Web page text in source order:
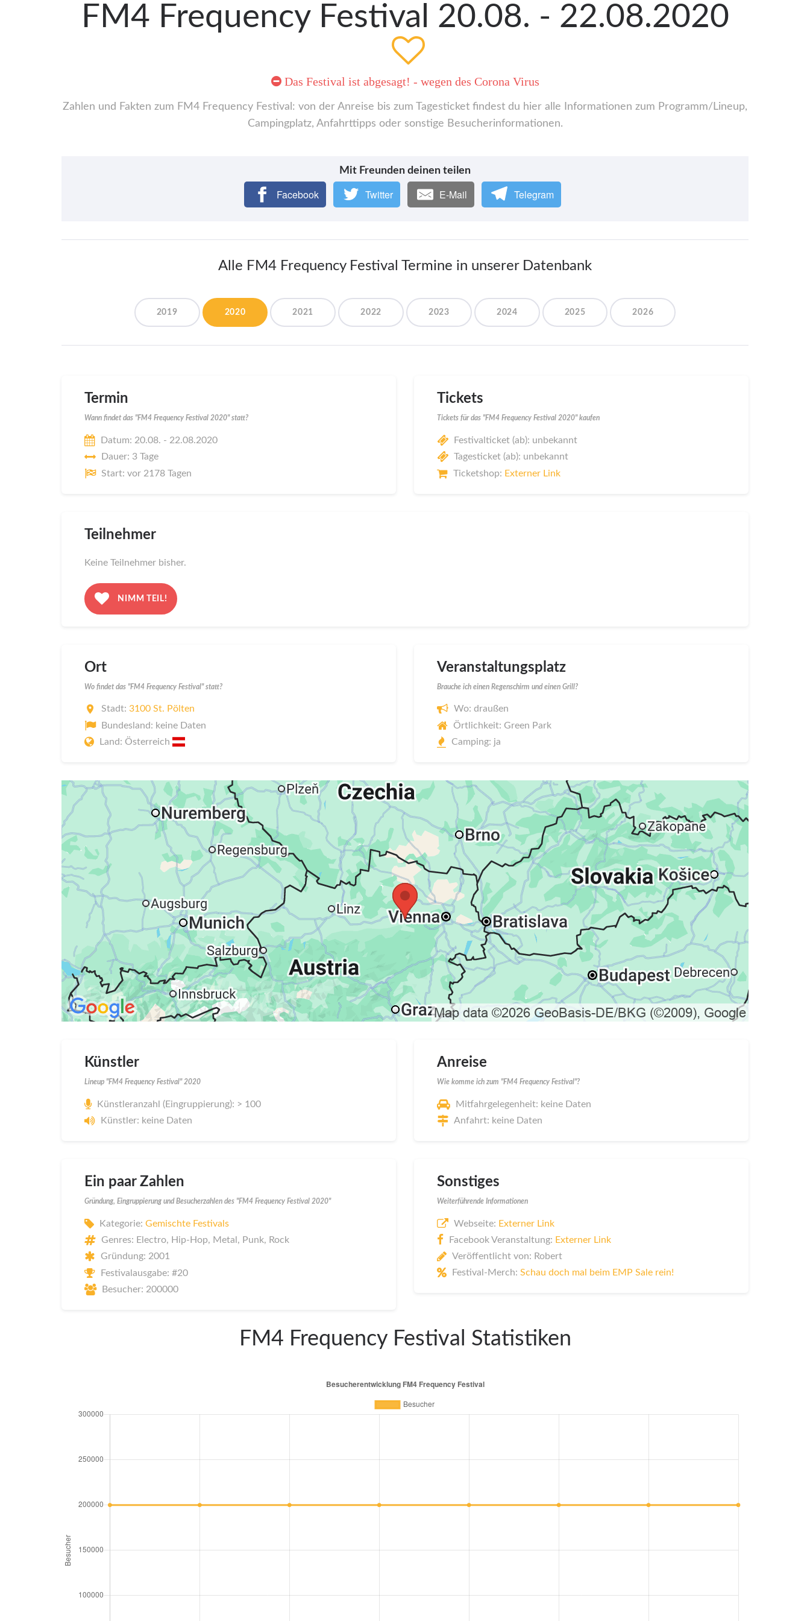
FM4 Frequency Festival 20.08. - 22.08.2020
Das Festival ist abgesagt! - wegen des Corona Virus
Zahlen und Fakten zum FM4 Frequency Festival: von der Anreise bis zum Tagesticket findest du hier alle Informationen zum Programm/Lineup,
Campingplatz, Anfahrttipps oder sonstige Besucherinformationen.
Mit Freunden deinen teilen
Facebook Twitter E-Mail Telegram
Alle FM4 Frequency Festival Termine in unserer Datenbank
2019 2020 2021 2022 2023 2024 2025 2026
Termin
Wann findet das "FM4 Frequency Festival 2020" statt?
Datum: 20.08. - 22.08.2020
Dauer: 3 Tage
Start: vor 2178 Tagen
Tickets
Tickets für das "FM4 Frequency Festival 2020" kaufen
Festivalticket (ab): unbekannt
Tagesticket (ab): unbekannt
Ticketshop: Externer Link
Teilnehmer
Keine Teilnehmer bisher.
NIMM TEIL!
Ort
Wo findet das "FM4 Frequency Festival" statt?
Stadt: 3100 St. Pölten
Bundesland: keine Daten
Land: Österreich
Veranstaltungsplatz
Brauche ich einen Regenschirm und einen Grill?
Wo: draußen
Örtlichkeit: Green Park
Camping: ja
Künstler
Lineup "FM4 Frequency Festival" 2020
Künstleranzahl (Eingruppierung): > 100
Künstler: keine Daten
Anreise
Wie komme ich zum "FM4 Frequency Festival"?
Mitfahrgelegenheit: keine Daten
Anfahrt: keine Daten
Ein paar Zahlen
Gründung, Eingruppierung und Besucherzahlen des "FM4 Frequency Festival 2020"
Kategorie: Gemischte Festivals
Genres: Electro, Hip-Hop, Metal, Punk, Rock
Gründung: 2001
Festivalausgabe: #20
Besucher: 200000
Sonstiges
Weiterführende Informationen
Webseite: Externer Link
Facebook Veranstaltung: Externer Link
Veröffentlicht von: Robert
Festival-Merch: Schau doch mal beim EMP Sale rein!
FM4 Frequency Festival Statistiken